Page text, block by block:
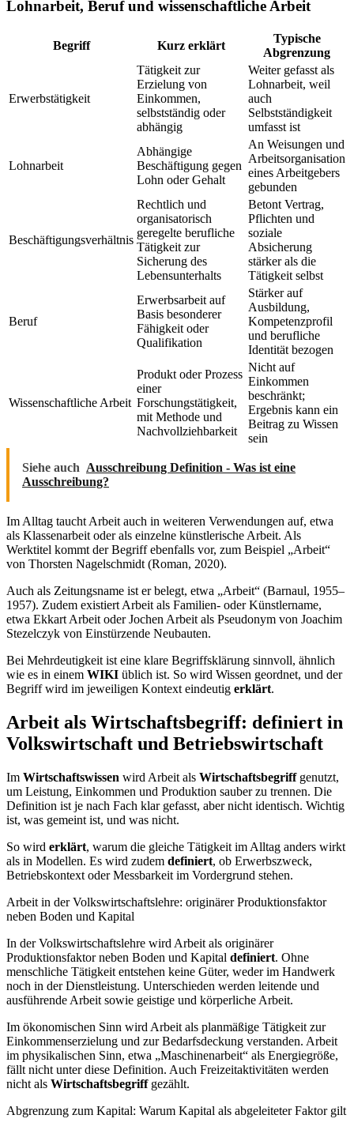
Lohnarbeit, Beruf und wissenschaftliche Arbeit
Begriff Kurz erklärt
Typische
Abgrenzung
Erwerbstätigkeit
Tätigkeit zur
Erzielung von
Einkommen,
selbstständig oder
abhängig
Weiter gefasst als
Lohnarbeit, weil
auch
Selbstständigkeit
umfasst ist
Lohnarbeit
Abhängige
Beschäftigung gegen
Lohn oder Gehalt
An Weisungen und
Arbeitsorganisation
eines Arbeitgebers
gebunden
Beschäftigungsverhältnis
Rechtlich und
organisatorisch
geregelte berufliche
Tätigkeit zur
Sicherung des
Lebensunterhalts
Betont Vertrag,
Pflichten und
soziale
Absicherung
stärker als die
Tätigkeit selbst
Beruf
Erwerbsarbeit auf
Basis besonderer
Fähigkeit oder
Qualifikation
Stärker auf
Ausbildung,
Kompetenzprofil
und berufliche
Identität bezogen
Wissenschaftliche Arbeit
Produkt oder Prozess
einer
Forschungstätigkeit,
mit Methode und
Nachvollziehbarkeit
Nicht auf
Einkommen
beschränkt;
Ergebnis kann ein
Beitrag zu Wissen
sein
Siehe auch Ausschreibung Definition - Was ist eine
Ausschreibung?
Im Alltag taucht Arbeit auch in weiteren Verwendungen auf, etwa
als Klassenarbeit oder als einzelne künstlerische Arbeit. Als
Werktitel kommt der Begriff ebenfalls vor, zum Beispiel „Arbeit“
von Thorsten Nagelschmidt (Roman, 2020).
Auch als Zeitungsname ist er belegt, etwa „Arbeit“ (Barnaul, 1955–
1957). Zudem existiert Arbeit als Familien- oder Künstlername,
etwa Ekkart Arbeit oder Jochen Arbeit als Pseudonym von Joachim
Stezelczyk von Einstürzende Neubauten.
Bei Mehrdeutigkeit ist eine klare Begriffsklärung sinnvoll, ähnlich
wie es in einem WIKI üblich ist. So wird Wissen geordnet, und der
Begriff wird im jeweiligen Kontext eindeutig erklärt.
Arbeit als Wirtschaftsbegriff: definiert in
Volkswirtschaft und Betriebswirtschaft
Im Wirtschaftswissen wird Arbeit als Wirtschaftsbegriffgenutzt,
um Leistung, Einkommen und Produktion sauber zu trennen. Die
Definition ist je nach Fach klar gefasst, aber nicht identisch. Wichtig
ist, was gemeint ist, und was nicht.
So wird erklärt, warum die gleiche Tätigkeit im Alltag anders wirkt
als in Modellen. Es wird zudem definiert, ob Erwerbszweck,
Betriebskontext oder Messbarkeit im Vordergrund stehen.
Arbeit in der Volkswirtschaftslehre: originärer Produktionsfaktor
neben Boden und Kapital
In der Volkswirtschaftslehre wird Arbeit als originärer
Produktionsfaktor neben Boden und Kapital definiert. Ohne
menschliche Tätigkeit entstehen keine Güter, weder im Handwerk
noch in der Dienstleistung. Unterschieden werden leitende und
ausführende Arbeit sowie geistige und körperliche Arbeit.
Im ökonomischen Sinn wird Arbeit als planmäßige Tätigkeit zur
Einkommenserzielung und zur Bedarfsdeckung verstanden. Arbeit
im physikalischen Sinn, etwa „Maschinenarbeit“ als Energiegröße,
fällt nicht unter diese Definition. Auch Freizeitaktivitäten werden
nicht als Wirtschaftsbegriffgezählt.
Abgrenzung zum Kapital: Warum Kapital als abgeleiteter Faktor gilt